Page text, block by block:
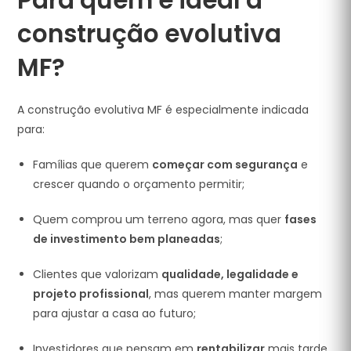
construção evolutiva
MF?
A construção evolutiva MF é especialmente indicada
para:
Famílias que querem começar com segurança e
crescer quando o orçamento permitir;
Quem comprou um terreno agora, mas quer fases
de investimento bem planeadas;
Clientes que valorizam qualidade, legalidade e
projeto profissional, mas querem manter margem
para ajustar a casa ao futuro;